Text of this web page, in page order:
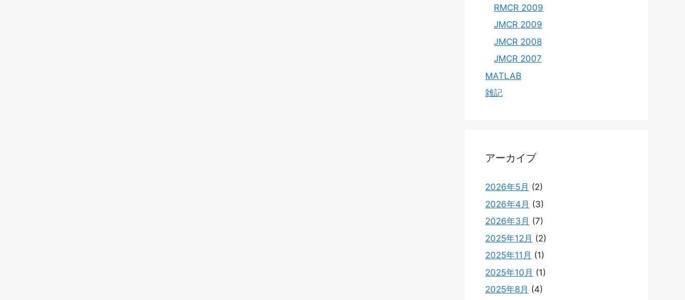
RMCR 2009
JMCR 2009
JMCR 2008
JMCR 2007
MATLAB
雑記
アーカイブ
2026年5月 (2)
2026年4月 (3)
2026年3月 (7)
2025年12月 (2)
2025年11月 (1)
2025年10月 (1)
2025年8月 (4)